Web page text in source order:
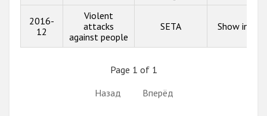
2016-
12
Violent
attacks
against people
SETA Show info
Page 1 of 1
Назад
Вперёд